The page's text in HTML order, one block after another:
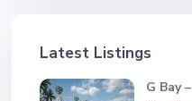
Latest Listings